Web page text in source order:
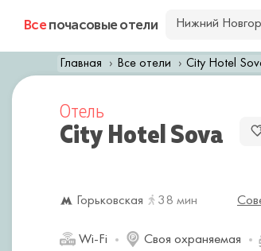
Всепочасовые отели Нижний
Главная Все отели City Hotel
Отель
City Hotel Sova
Горьковская 38 мин
Wi-Fi Своя охраняемая